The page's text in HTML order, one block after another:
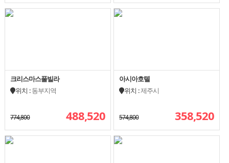
크리스마스풀빌라
위치 :동부지역
774,800 488,520
아시아호텔
위치 :제주시
574,800 358,520